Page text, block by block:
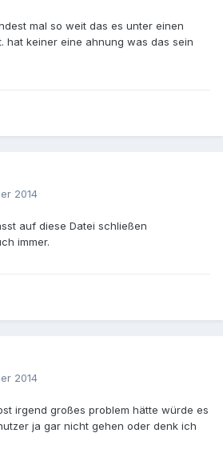
mal so weit das es unter einen
hat keiner eine ahnung was das sein
2014
auf diese Datei schließen
immer.
2014
irgend großes problem hätte würde es
ja gar nicht gehen oder denk ich